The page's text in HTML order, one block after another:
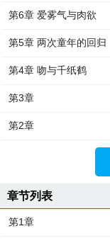
第6章 爱雾气与肉欲
第5章 两次童年的回归
第4章 吻与千纸鹤
第3章
第2章
章节列表
第1章